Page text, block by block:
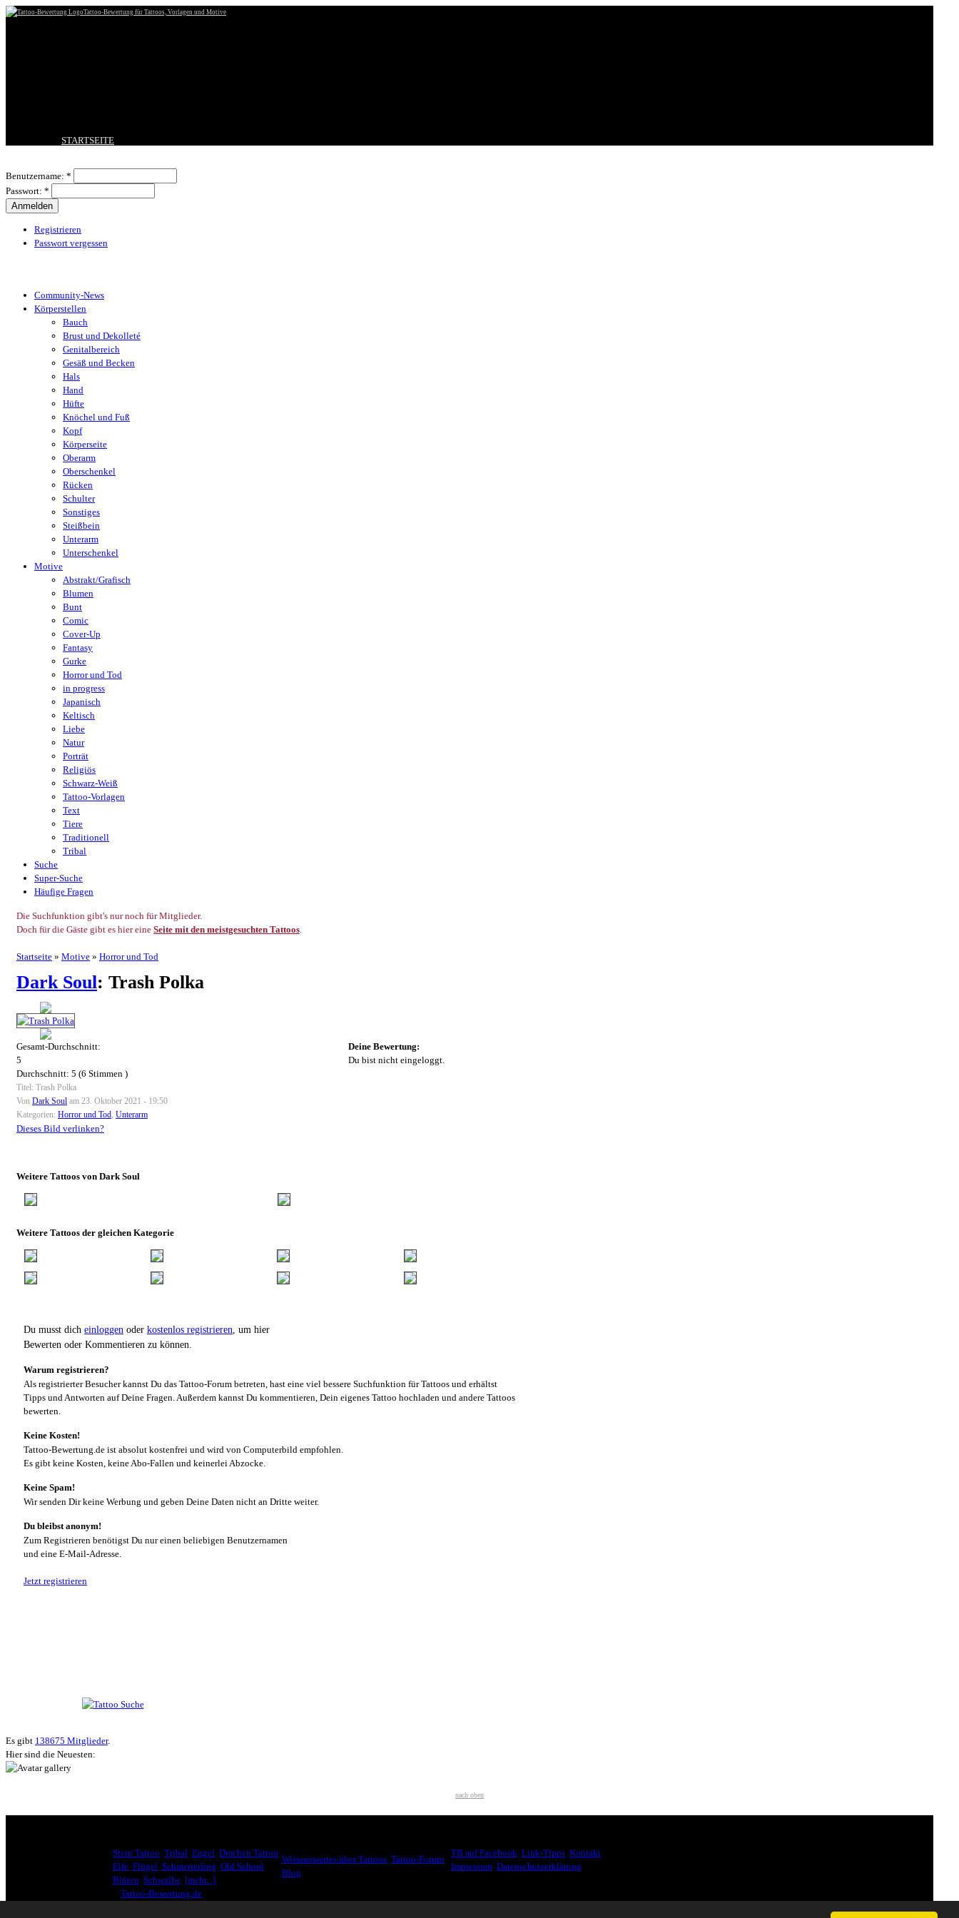
Tattoo-Bewertung für Tattoos, Vorlagen und Motive
STARTSEITE
BESTE TATTOOS
NEUESTE TATTOOS
Benutzername: *
Passwort: *
Registrieren
Passwort vergessen
Community-News
Körperstellen
Bauch
Brust und Dekolleté
Genitalbereich
Gesäß und Becken
Hals
Hand
Hüfte
Knöchel und Fuß
Kopf
Körperseite
Oberarm
Oberschenkel
Rücken
Schulter
Sonstiges
Steißbein
Unterarm
Unterschenkel
Motive
Abstrakt/Grafisch
Blumen
Bunt
Comic
Cover-Up
Fantasy
Gurke
Horror und Tod
in progress
Japanisch
Keltisch
Liebe
Natur
Porträt
Religiös
Schwarz-Weiß
Tattoo-Vorlagen
Text
Tiere
Traditionell
Tribal
Suche
Super-Suche
Häufige Fragen
Die Suchfunktion gibt's nur noch für Mitglieder.
Doch für die Gäste gibt es hier eine Seite mit den meistgesuchten Tattoos.
Startseite » Motive » Horror und Tod
Dark Soul: Trash Polka
Gesamt-Durchschnitt:
5
Durchschnitt: 5 (6 Stimmen )
Deine Bewertung:
Du bist nicht eingeloggt.
Titel: Trash Polka
Von Dark Soul am 23. Oktober 2021 - 19:50
Kategorien: Horror und Tod, Unterarm
Dieses Bild verlinken?
Weitere Tattoos von Dark Soul
Weitere Tattoos der gleichen Kategorie
Du musst dich einloggen oder kostenlos registrieren , um hier
Bewerten oder Kommentieren zu können.
Warum registrieren?
Als registrierter Besucher kannst Du das Tattoo-Forum betreten, hast eine viel bessere Suchfunktion für Tattoos und erhältst
Tipps und Antworten auf Deine Fragen. Außerdem kannst Du kommentieren, Dein eigenes Tattoo hochladen und andere Tattoos
bewerten.
Keine Kosten!
Tattoo-Bewertung.de ist absolut kostenfrei und wird von Computerbild empfohlen.
Es gibt keine Kosten, keine Abo-Fallen und keinerlei Abzocke.
Keine Spam!
Wir senden Dir keine Werbung und geben Deine Daten nicht an Dritte weiter.
Du bleibst anonym!
Zum Registrieren benötigst Du nur einen beliebigen Benutzernamen
und eine E-Mail-Adresse.
Jetzt registrieren
Es gibt 138675 Mitglieder.
Hier sind die Neuesten:
nach oben
Stern Tattoo Tribal Engel Drachen Tattoo
Elfe Flügel Schmetterling Old School
Blüten Schwalbe [mehr...]
Wissenswertes über Tattoos Tattoo-Forum
Blog
TB auf Facebook Link-Tipps Kontakt
Impressum Datenschutzerklärung
Tattoo-Bewertung.de